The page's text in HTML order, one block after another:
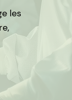
les